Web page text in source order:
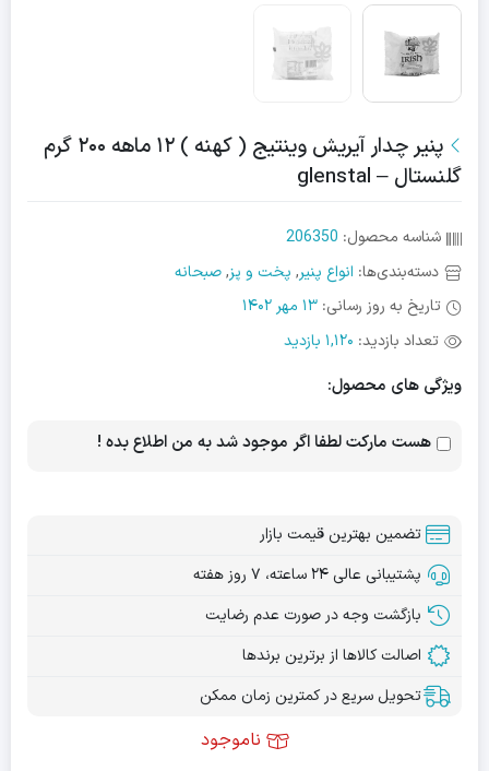
پنیر چدار آیریش وینتیج ( کهنه ) ۱۲ ماهه ۲۰۰ گرم
گلنستال – glenstal
شناسه محصول: 206350
دسته‌بندی‌ها: انواع پنیر, پخت و پز,صبحانه
تاریخ به روز رسانی: 13 مهر 1402
تعداد بازدید: 1,120 بازدید
ویژگی های محصول:
هست مارکت لطفا اگر موجود شد به من اطلاع بده !
تضمین بهترین قیمت بازار
پشتیبانی عالی ۲۴ ساعته، ۷ روز هفته
بازگشت وجه در صورت عدم رضایت
اصالت کالاها از برترین برندها
تحویل سریع در کمترین زمان ممکن
ناموجود